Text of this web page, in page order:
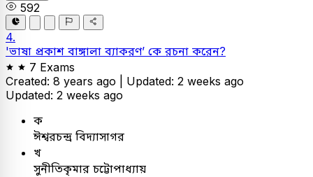
592
4.
'ভাষা প্রকাশ বাঙ্গালা ব্যাকরণ’ কে রচনা করেন?
7 Exams
Created: 8 years ago | Updated: 2 weeks ago
Updated: 2 weeks ago
ক
ঈশ্বরচন্দ্র বিদ্যাসাগর
খ
সুনীতিকৃমার চট্টোপাধ্যায়